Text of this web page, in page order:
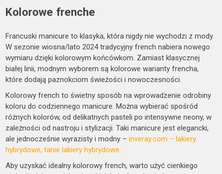
Kolorowe frenche
Francuski manicure to klasyka, która nigdy nie wychodzi z mody.
W sezonie wiosna/lato 2024 tradycyjny french nabiera nowego
wymiaru dzięki kolorowym końcówkom. Zamiast klasycznej
białej linii, modnym wyborem są kolorowe warianty frencha,
które dodają paznokciom świeżości i nowoczesności.
Kolorowy french to świetny sposób na wprowadzenie odrobiny
koloru do codziennego manicure. Można wybierać spośród
różnych kolorów, od delikatnych pasteli po intensywne neony, w
zależności od nastroju i stylizacji. Taki manicure jest elegancki,
ale jednocześnie wyrazisty i modny –inveray.com – lakiery
hybrydowe, tanie lakiery hybrydowe.
Aby uzyskać idealny kolorowy french, warto użyć cienkiego